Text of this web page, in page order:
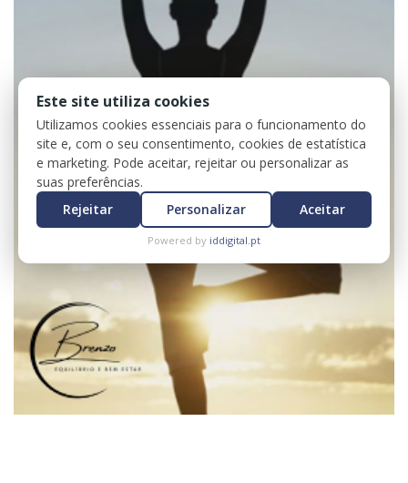
Este site utiliza cookies
Utilizamos cookies essenciais para o funcionamento do
site e, com o seu consentimento, cookies de estatística
e marketing. Pode aceitar, rejeitar ou personalizar as
suas preferências.
Rejeitar
Personalizar Aceitar
Powered by iddigital.pt